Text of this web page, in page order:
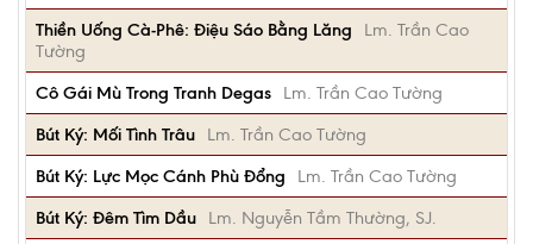
Thiền Uống Cà-Phê: Điệu Sáo Bằng Lăng
Lm. Trần Cao
Tường
Cô Gái Mù Trong Tranh Degas
Lm. Trần Cao Tường
Bút Ký: Mối Tình Trâu
Lm. Trần Cao Tường
Bút Ký: Lực Mọc Cánh Phù Đổng
Lm. Trần Cao Tường
Bút Ký: Đêm Tìm Dầu
Lm. Nguyễn Tầm Thường, SJ.